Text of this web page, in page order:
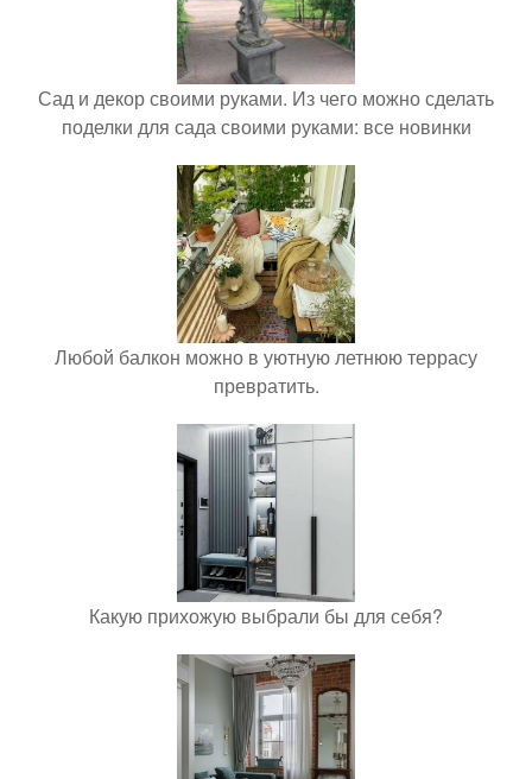
Сад и декор своими руками. Из чего можно сделать
поделки для сада своими руками: все новинки
Любой балкон можно в уютную летнюю террасу
превратить.
Какую прихожую выбрали бы для себя?